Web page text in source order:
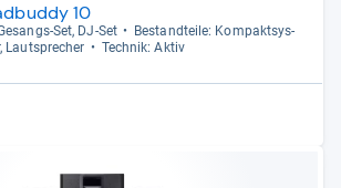
10
​Set, DJ-​Set
Bestand­teile: Kom­pakt­sys­
Laut­spre­cher
Tech­nik: Aktiv